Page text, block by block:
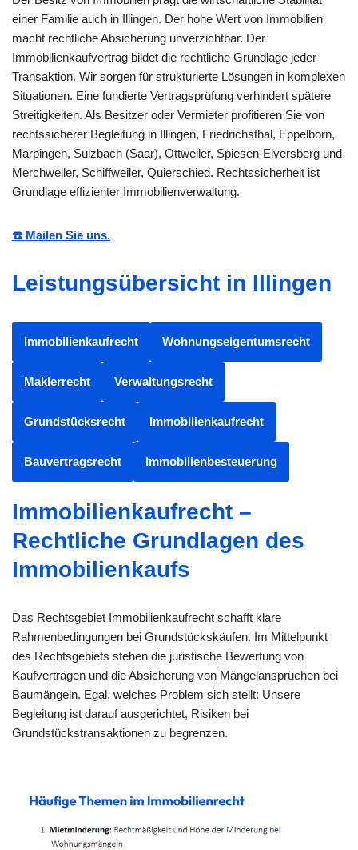
einer Familie auch in Illingen. Der hohe Wert von Immobilien
macht rechtliche Absicherung unverzichtbar. Der
Immobilienkaufvertrag bildet die rechtliche Grundlage jeder
Transaktion. Wir sorgen für strukturierte Lösungen in komplexen
Situationen. Eine fundierte Vertragsprüfung verhindert spätere
Streitigkeiten. Als Besitzer oder Vermieter profitieren Sie von
rechtssicherer Begleitung in Illingen, Friedrichsthal, Eppelborn,
Marpingen, Sulzbach (Saar), Ottweiler, Spiesen-Elversberg und
Merchweiler, Schiffweiler, Quierschied. Rechtssicherheit ist
Grundlage effizienter Immobilienverwaltung.
☎️ Mailen Sie uns.
Leistungsübersicht in Illingen
Immobilienkaufrecht Wohnungseigentumsrecht
Maklerrecht Verwaltungsrecht
Grundstücksrecht Immobilienkaufrecht
Bauvertragsrecht Immobilienbesteuerung
Immobilienkaufrecht –
Rechtliche Grundlagen des
Immobilienkaufs
Das Rechtsgebiet Immobilienkaufrecht schafft klare
Rahmenbedingungen bei Grundstückskäufen. Im Mittelpunkt
des Rechtsgebiets stehen die juristische Bewertung von
Kaufverträgen und die Absicherung von Mängelansprüchen bei
Baumängeln. Egal, welches Problem sich stellt: Unsere
Begleitung ist darauf ausgerichtet, Risiken bei
Grundstückstransaktionen zu begrenzen.